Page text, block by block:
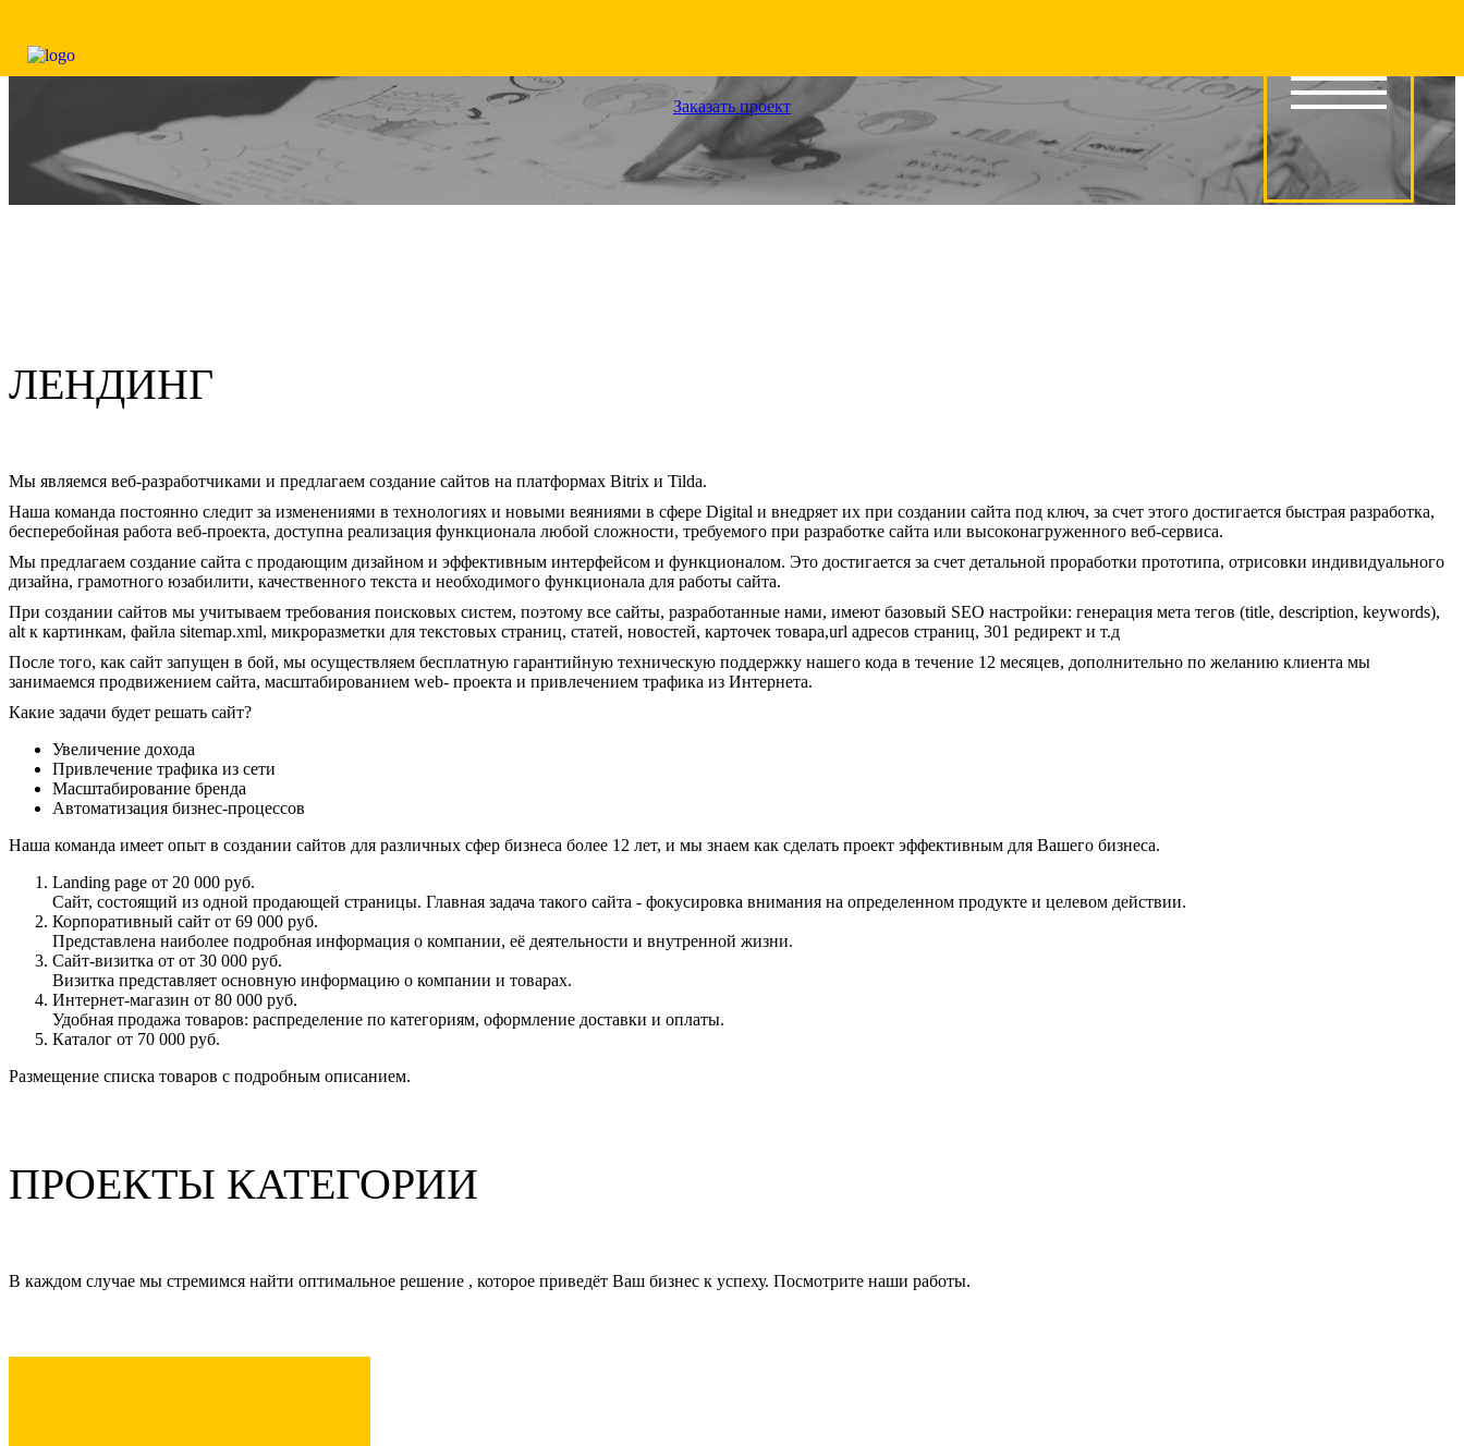
Заказать проект
ЛЕНДИНГ
Мы являемся веб-разработчиками и предлагаем создание сайтов на платформах Bitrix и Tilda.
Наша команда постоянно следит за изменениями в технологиях и новыми веяниями в сфере Digital и внедряет их при создании сайта под ключ, за счет этого достигается быстрая разработка,
бесперебойная работа веб-проекта, доступна реализация функционала любой сложности, требуемого при разработке сайта или высоконагруженного веб-сервиса.
Мы предлагаем создание сайта с продающим дизайном и эффективным интерфейсом и функционалом. Это достигается за счет детальной проработки прототипа, отрисовки индивидуального
дизайна, грамотного юзабилити, качественного текста и необходимого функционала для работы сайта.
При создании сайтов мы учитываем требования поисковых систем, поэтому все сайты, разработанные нами, имеют базовый SEO настройки: генерация мета тегов (title, description, keywords),
alt к картинкам, файла sitemap.xml, микроразметки для текстовых страниц, статей, новостей, карточек товара,url адресов страниц, 301 редирект и т.д
После того, как сайт запущен в бой, мы осуществляем бесплатную гарантийную техническую поддержку нашего кода в течение 12 месяцев, дополнительно по желанию клиента мы
занимаемся продвижением сайта, масштабированием web- проекта и привлечением трафика из Интернета.
Какие задачи будет решать сайт?
Увеличение дохода
Привлечение трафика из сети
Масштабирование бренда
Автоматизация бизнес-процессов
Наша команда имеет опыт в создании сайтов для различных сфер бизнеса более 12 лет, и мы знаем как сделать проект эффективным для Вашего бизнеса.
Landing page от 20 000 руб.
Сайт, состоящий из одной продающей страницы. Главная задача такого сайта - фокусировка внимания на определенном продукте и целевом действии.
Корпоративный сайт от 69 000 руб.
Представлена наиболее подробная информация о компании, её деятельности и внутренной жизни.
Сайт-визитка от от 30 000 руб.
Визитка представляет основную информацию о компании и товарах.
Интернет-магазин от 80 000 руб.
Удобная продажа товаров: распределение по категориям, оформление доставки и оплаты.
Каталог от 70 000 руб.
Размещение списка товаров с подробным описанием.
ПРОЕКТЫ КАТЕГОРИИ
В каждом случае мы стремимся найти оптимальное решение , которое приведёт Ваш бизнес к успеху. Посмотрите наши работы.